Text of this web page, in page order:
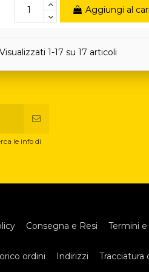
Aggiungi al
Visualizzati 1-17 su 17 articoli
le info di
Consegna e Resi Termini
ordini Indirizzi Tracciatura